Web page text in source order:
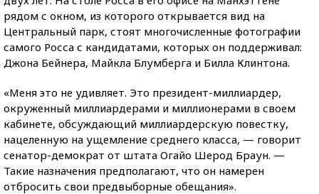
рядом с окном, из которого открывается вид на
Центральный парк, стоят многочисленные фотографии
самого Росса с кандидатами, которых он поддерживал:
Джона Бейнера, Майкла Блумберга и Билла Клинтона.
«Меня это не удивляет. Это президент-миллиардер,
окруженный миллиардерами и миллионерами в своем
кабинете, обсуждающий миллиардерскую повестку,
нацеленную на ущемление среднего класса, — говорит
сенатор-демократ от штата Огайо Шерод Браун. —
Такие назначения предполагают, что он намерен
отбросить свои предвыборные обещания».